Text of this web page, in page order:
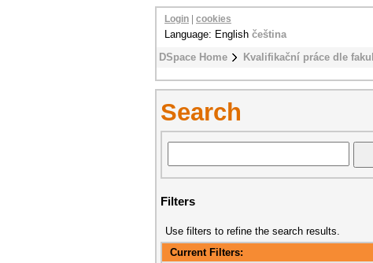
DSpace Home Kvalifikační práce dle
Login cookies
Language: English čeština
Search
Filters
Use filters to refine the search results.
Current Filters: